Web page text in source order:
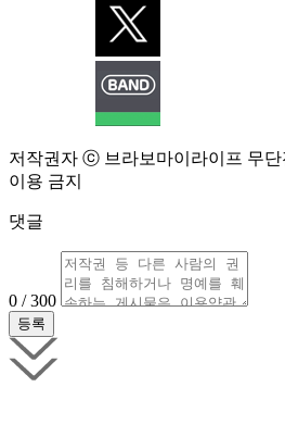
저작권자 ⓒ 브라보마이라이프 무
이용 금지
댓글
0 / 300